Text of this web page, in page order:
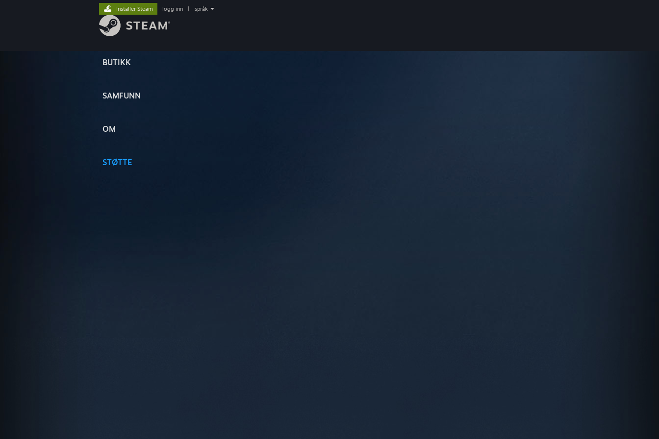
BUTIKK
SAMFUNN
OM
STØTTE
Installer Steam logg inn språk